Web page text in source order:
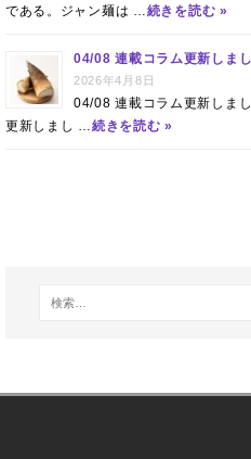
である。ジャン麺は …続きを読む »
04/08 連載コラム更新しま
2026年4月8日
04/08 連載コラム更新しま
更新しまし …続きを読む »